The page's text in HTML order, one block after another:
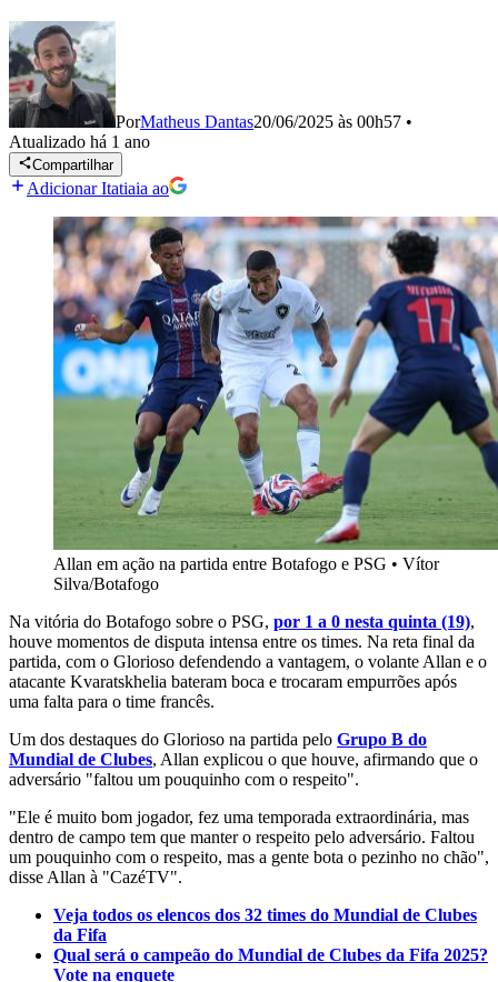
PorMatheus Dantas20/06/2025 às 00h57 •
Atualizado há 1 ano
Compartilhar
Adicionar Itatiaia ao
Allan em ação na partida entre Botafogo e PSG • Vítor
Silva/Botafogo
Na vitória do Botafogo sobre o PSG, por 1 a 0 nesta quinta (19),
houve momentos de disputa intensa entre os times. Na reta final da
partida, com o Glorioso defendendo a vantagem, o volante Allan e o
atacante Kvaratskhelia bateram boca e trocaram empurrões após
uma falta para o time francês.
Um dos destaques do Glorioso na partida pelo Grupo B do
Mundial de Clubes, Allan explicou o que houve, afirmando que o
adversário "faltou um pouquinho com o respeito".
"Ele é muito bom jogador, fez uma temporada extraordinária, mas
dentro de campo tem que manter o respeito pelo adversário. Faltou
um pouquinho com o respeito, mas a gente bota o pezinho no chão",
disse Allan à "CazéTV".
Veja todos os elencos dos 32 times do Mundial de Clubes
da Fifa
Qual será o campeão do Mundial de Clubes da Fifa 2025?
Vote na enquete